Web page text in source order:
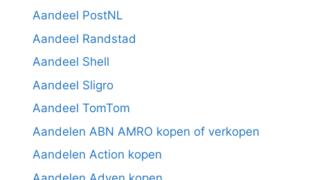
Aandeel PostNL
Aandeel Randstad
Aandeel Shell
Aandeel Sligro
Aandeel TomTom
Aandelen ABN AMRO kopen of verkopen
Aandelen Action kopen